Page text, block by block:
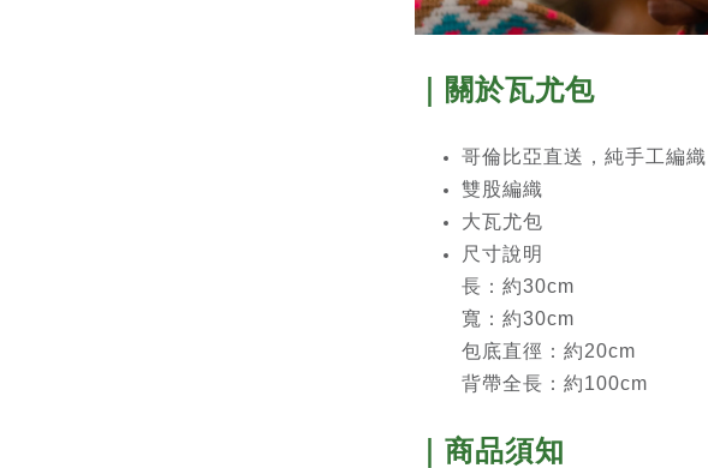
｜關於瓦尤包
哥倫比亞直送，純手工編織
雙股編織
大瓦尤包
尺寸說明
長：約30cm
寬：約30cm
包底直徑：約20cm
背帶全長：約100cm
｜商品須知